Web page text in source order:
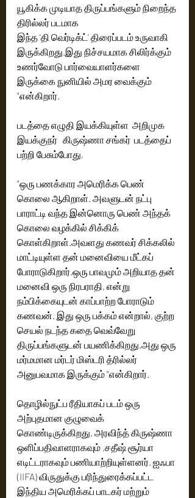
யூகிக்க முடியாத திருப்பங்களும் நிறைந்த
திரில்லர் படமாக
இந்த 'தி வெர்டிக்ட்' திரைப்படம் உருவாகி
இருக்கிறது.இது நிச்சயமாக சிலிர்க்கும்
உணர்வோடு பார்வையாளர்களை
இருக்கை நுனியில் அமர வைக்கும்
"என்கிறார்.
படத்தை எழுதி இயக்கியுள்ள  அறிமுக
இயக்குநர்   கிருஷ்ணா சங்கர்  படத்தைப்
பற்றி பேசும்போது,
"ஒரு பணக்கார அமெரிக்க பெண்
கொலை ஆகிறாள். அவளுடன் நட்பு
பாராட்டி வந்த இன்னொரு பெண் அந்தக்
கொலை வழக்கில் சிக்கிக்
கொள்கிறாள்.அவளது கணவர் சிக்கலில்
மாட்டியுள்ள தன் மனைவியை மீட்கப்
போராடுகிறார்.ஒரு பாவமும் அறியாத தன்
மனைவி ஒரு நிரபராதி, என்று
நம்பிக்கையுடன் காப்பாற்ற போராடும்
கணவன். இது ஒரு பக்கம் என்றால், குற்ற
செயல் நடந்த கதை வெவ்வேறு
திருப்பங்களுடன் பயணிக்கிறது.அது ஒரு
மர்மமான மர்டர் மிஸ்டரி த்ரில்லர்
அனுபவமாக இருக்கும் "என்கிறார்.
தொழில்நுட்ப ரீதியாகப் படம் ஒரு
அற்புதமான குழுவைக்
கொண்டிருக்கிறது. அரவிந்த் கிருஷ்ணா
ஒளிப்பதிவாளராகவும் ,சதீஷ் சூர்யா
எடிட்டராகவும் பணியாற்றியுள்ளனர். ஐஃபா
(IIFA) விருதுக்கு பரிந்துரைக்கப்பட்ட
இந்திய அமெரிக்கப் பாடகர் மற்றும்